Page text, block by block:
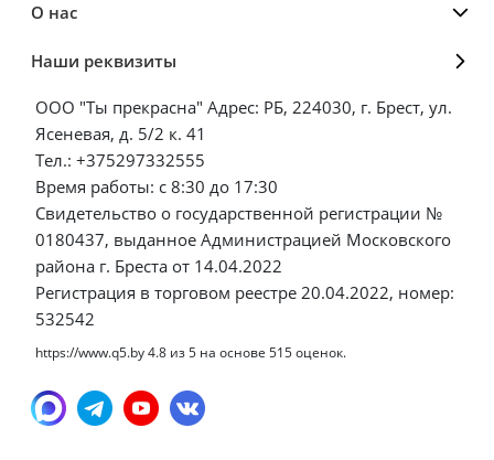
О нас
Наши реквизиты
ООО "Ты прекрасна" Адрес: РБ, 224030, г. Брест, ул.
Ясеневая, д. 5/2 к. 41
Тел.: +375297332555
Время работы: с 8:30 до 17:30
Свидетельство о государственной регистрации №
0180437, выданное Администрацией Московского
района г. Бреста от 14.04.2022
Регистрация в торговом реестре 20.04.2022, номер:
532542
https://www.q5.by4.8 из5 на основе 515оценок.